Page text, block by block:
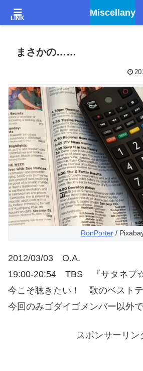
Godiegoを聴きながら、文学的感想とか
まさかの……
RonPorter/
2012/03/03 O.A.
19:00-20:54 TBS 『サタネプ
今こそ聴きたい！ 歌のベスト
今回のみゴダイゴメンバー以外で
スポンサーリン
Miscellany